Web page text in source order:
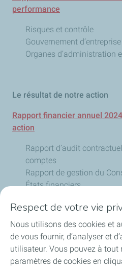
performance
Risques et contrôle
Gouvernement d’entreprise
Organes d’administration
Le résultat de notre action
Rapport financier annuel
action
Rapport d’audit
comptes
Rapport de gestion du
États financiers
L'entreprise
Respect de votre vie
Nous utilisons des cookies et
de vous fournir, d’analyser et
utilisateur. Vous pouvez à
paramètres de cookies en